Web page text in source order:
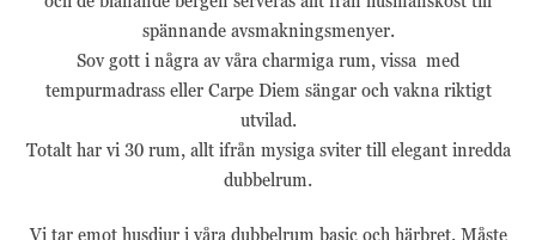
spännande avsmakningsmenyer.
Sov gott i några av våra charmiga rum, vissa med
tempurmadrass eller Carpe Diem sängar och vakna riktigt
utvilad.
Totalt har vi 30 rum, allt ifrån mysiga sviter till elegant inredda
dubbelrum.
Vi tar emot husdjur i våra dubbelrum basic och härbret. Måste
Marknadsföring
Marknadsförings-
cookies används
besökare med
anpassade
annonser baserat
besökte tidigare